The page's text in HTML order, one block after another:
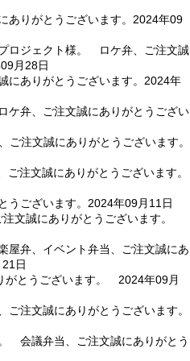
ありがとうございます。2024年09
ロジェクト様。 ロケ弁、ご注文誠
月28日
ありがとうございます。2024年
弁、ご注文誠にありがとうござい
注文誠にありがとうございます。
注文誠にありがとうございます。
うございます。2024年09月11日
文誠にありがとうございます。
弁、イベント弁当、ご注文誠にあ
日
がとうございます。 2024年09月
注文誠にありがとうございます。
会議弁当、ご注文誠にありがとう